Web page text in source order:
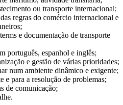
ou transporte internacional;
regras do comércio internacional e
e documentação de transporte
português, espanhol e inglês;
e gestão de várias prioridades;
num ambiente dinâmico e exigente;
e para a resolução de problemas;
de comunicação;